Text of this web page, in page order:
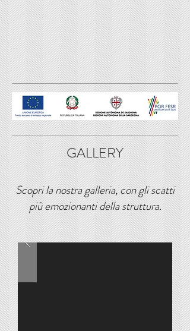
GALLERY
Scopri la nostra galleria, con gli scatti
più emozionanti della struttura.